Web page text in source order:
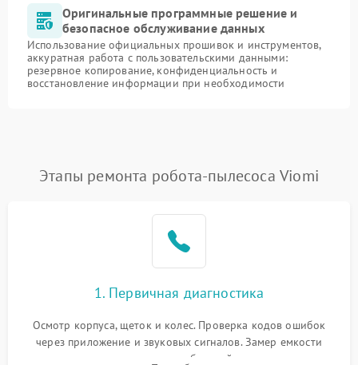
Оригинальные программные решение и
безопасное обслуживание данных
Использование официальных прошивок и инструментов,
аккуратная работа с пользовательскими данными:
резервное копирование, конфиденциальность и
восстановление информации при необходимости
Этапы ремонта робота-пылесоса Viomi
1. Первичная диагностика
Осмотр корпуса, щеток и колес. Проверка кодов ошибок
через приложение и звуковых сигналов. Замер емкости
аккумулятора и тестирование базовой станции зарядки.